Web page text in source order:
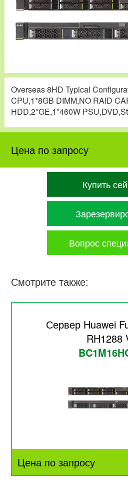
Overseas 8HD Typical
CPU,1*8GB DIMM,NO RAID
HDD,2*GE,1*460W
Цена по запросу
Купить
Вопрос
Смотрите также:
Сервер Huawei
RH1288
Цена по запросу